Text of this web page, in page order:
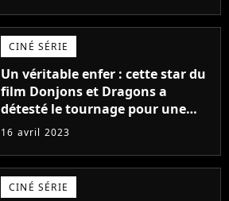
CINÉ SÉRIE
Un véritable enfer : cette star du
film Donjons et Dragons a
détesté le tournage pour une
raison très spéciale
16 avril 2023
CINÉ SÉRIE